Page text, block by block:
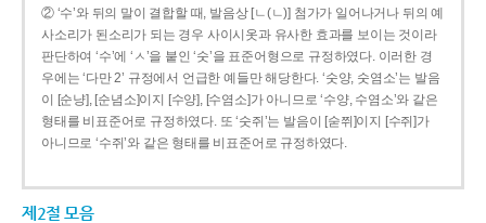
② ‘수’와 뒤의 말이 결합할 때, 발음상 [ㄴ(ㄴ)] 첨가가 일어나거나 뒤의 예
사소리가 된소리가 되는 경우 사이시옷과 유사한 효과를 보이는 것이라
판단하여 ‘수’에 ‘ㅅ’을 붙인 ‘숫’을 표준어형으로 규정하였다. 이러한 경
우에는 ‘다만 2’ 규정에서 언급한 예들만 해당한다. ‘숫양, 숫염소’는 발음
이 [순냥], [순념소]이지 [수양], [수염소]가 아니므로 ‘수양, 수염소’와 같은
형태를 비표준어로 규정하였다. 또 ‘숫쥐’는 발음이 [숟쮜]이지 [수쥐]가
아니므로 ‘수쥐’와 같은 형태를 비표준어로 규정하였다.
제2절 모음